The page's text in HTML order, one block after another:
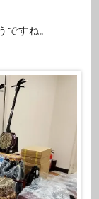
ですね。